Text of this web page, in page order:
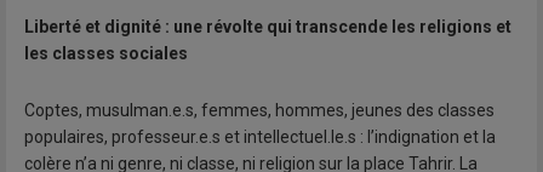
Liberté et dignité : une révolte qui transcende les religions et
les classes sociales
Coptes, musulman.e.s, femmes, hommes, jeunes des classes
populaires, professeur.e.s et intellectuel.le.s : l’indignation et la
colère n’a ni genre, ni classe, ni religion sur la place Tahrir. La